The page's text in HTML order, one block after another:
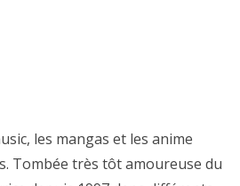
les mangas et les anime
Tombée très tôt amoureuse du